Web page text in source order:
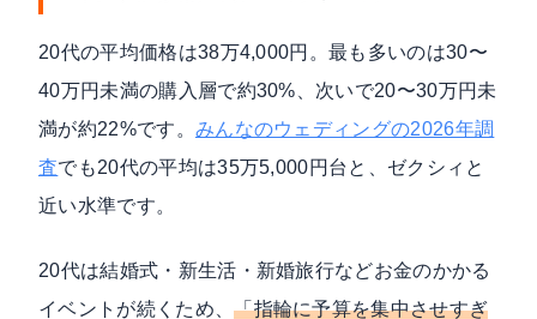
20代の平均価格は38万4,000円。最も多いのは30〜
40万円未満の購入層で約30%、次いで20〜30万円未
満が約22%です。 みんなのウェディングの2026年調
査でも20代の平均は35万5,000円台と、ゼクシィと
近い水準です。
20代は結婚式・新生活・新婚旅行などお金のかかる
イベントが続くため、「指輪に予算を集中させすぎ